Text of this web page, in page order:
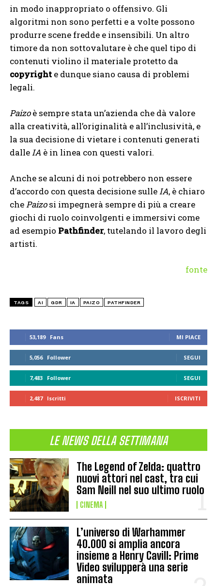
53,189 Fans MI PIACE
5,056 Follower SEGUI
7,483 Follower SEGUI
2,487 Iscritti ISCRIVITI
LE NEWS DELLA SETTIMANA
The Legend of Zelda: quattro
nuovi attori nel cast, tra cui
Sam Neill nel suo ultimo ruolo
CINEMA
L’universo di Warhammer
40.000 si amplia ancora
insieme a Henry Cavill: Prime
Video svilupperà una serie
animata
in modo inappropriato o offensivo. Gli
algoritmi non sono perfetti e a volte possono
produrre scene fredde e insensibili. Un altro
timore da non sottovalutare è che quel tipo di
contenuti violino il materiale protetto da
copyright e dunque siano causa di problemi
legali.
Paizoè sempre stata un’azienda che dà valore
alla creatività, all’originalità e all’inclusività, e
la sua decisione di vietare i contenuti generati
dalleIA è in linea con questi valori.
Anche se alcuni di noi potrebbero non essere
d’accordo con questa decisione sulleIA, è chiaro
chePaizosi impegnerà sempre di più a creare
giochi di ruolo coinvolgenti e immersivi come
ad esempio Pathfinder, tutelando il lavoro degli
artisti.
fonte
TAGS AI GDR IA PAIZO PATHFINDER